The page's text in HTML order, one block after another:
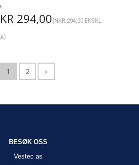
294,00 (NKR 294,00EKSKL.
1 2 ›
BESØK OSS
Vestec as